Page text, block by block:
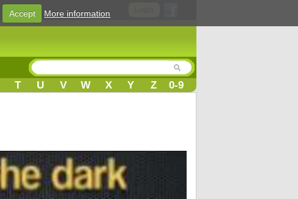
T U V W X Y Z 0-9
Accept More information